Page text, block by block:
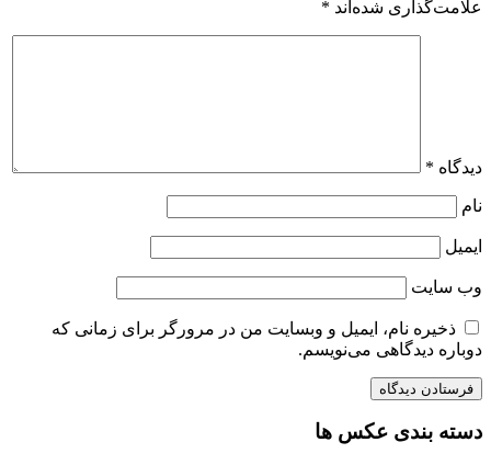
علامت‌گذاری شده‌اند *
دیدگاه *
نام
ایمیل
وب‌ سایت
ذخیره نام، ایمیل و وبسایت من در مرورگر برای زمانی که
دوباره دیدگاهی می‌نویسم.
دسته بندی عکس ها